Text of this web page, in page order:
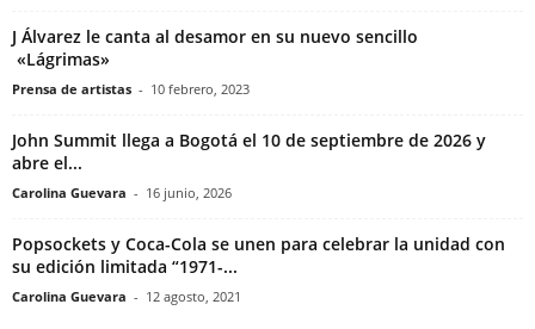
J Álvarez le canta al desamor en su nuevo sencillo
«Lágrimas»
Prensa de artistas - 10 febrero, 2023
John Summit llega a Bogotá el 10 de septiembre de 2026 y
abre el...
Carolina Guevara - 16 junio, 2026
Popsockets y Coca-Cola se unen para celebrar la unidad con
su edición limitada “1971-...
Carolina Guevara - 12 agosto, 2021